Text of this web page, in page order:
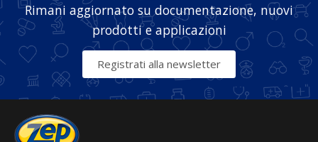
Rimani aggiornato su documentazione, nuovi
prodotti e applicazioni
Registrati alla newsletter